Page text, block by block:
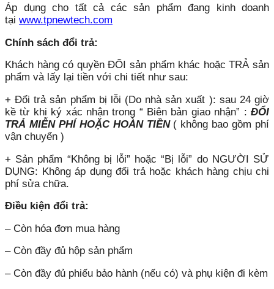
Áp dụng cho tất cả các sản phẩm đang kinh doanh
tại www.tpnewtech.com
Chính sách đổi trả:
Khách hàng có quyền ĐỔI sản phẩm khác hoặc TRẢ sản
phẩm và lấy lại tiền với chi tiết như sau:
+ Đổi trả sản phẩm bị lỗi (Do nhà sản xuất ): sau 24 giờ
kề từ khi ký xác nhận trong “ Biên bản giao nhận” : ĐỔI
TRẢ MIỄN PHÍ HOẶC HOÀN TIỀN( không bao gồm phí
vận chuyển )
+ Sản phẩm “Không bị lỗi” hoặc “Bị lỗi” do NGƯỜI SỬ
DỤNG: Không áp dụng đổi trả hoặc khách hàng chịu chi
phí sửa chữa.
Điều kiện đổi trả:
– Còn hóa đơn mua hàng
– Còn đầy đủ hộp sản phẩm
– Còn đầy đủ phiếu bảo hành (nếu có) và phụ kiện đi kèm